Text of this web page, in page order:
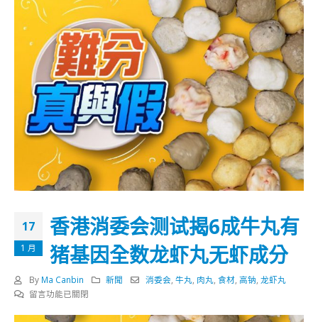
17
1 月
香港消委会测试揭6成牛丸有
猪基因全数龙虾丸无虾成分
By Ma Canbin 新聞 消委会 ,牛丸 肉丸 ,食材 ,高钠 ,龙虾丸
在
留言功能已關閉